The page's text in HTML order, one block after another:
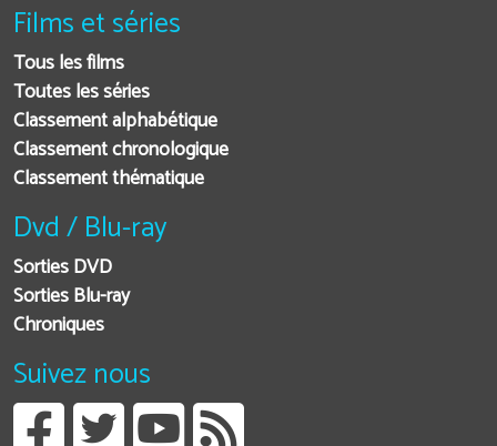
Films et séries
Tous les films
Toutes les séries
Classement alphabétique
Classement chronologique
Classement thématique
Dvd / Blu-ray
Sorties DVD
Sorties Blu-ray
Chroniques
Suivez nous